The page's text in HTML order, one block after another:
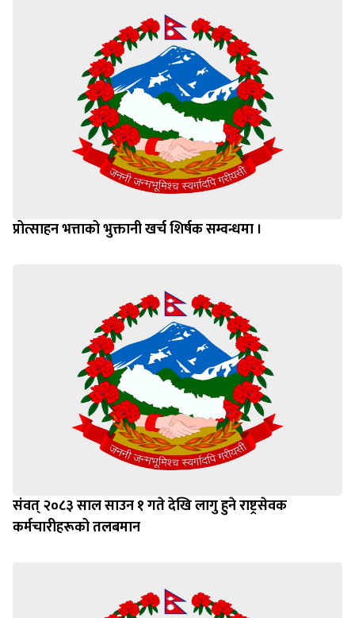
प्रोत्साहन भत्ताको भुक्तानी खर्च शिर्षक सम्वन्धमा ।
संवत् २०८३ साल साउन १ गते देखि लागु हुने राष्ट्रसेवक
कर्मचारीहरूको तलबमान